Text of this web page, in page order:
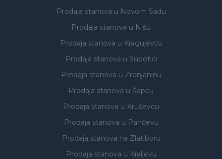
Prodaja stanova u Novom Sadu
Prodaja stanova u Nišu
Prodaja stanova u Kragujevcu
Prodaja stanova u Subotici
Prodaja stanova u Zrenjaninu
Prodaja stanova u Šapcu
Prodaja stanova u Kruševcu
Prodaja stanova u Pančevu
Prodaja stanova na Zlatiboru
Prodaja stanova u Kraljevu